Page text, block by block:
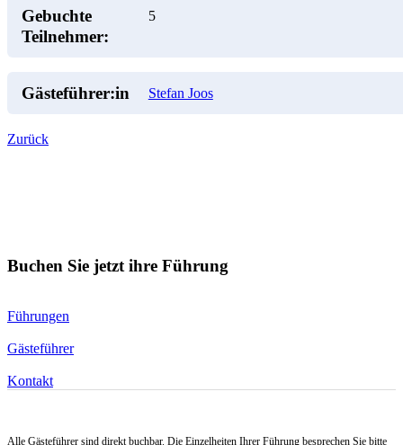
Gebuchte
Teilnehmer:
5
Gästeführer:in Stefan Joos
Zurück
Buchen Sie jetzt ihre Führung
Führungen
Gästeführer
Kontakt
Alle Gästeführer sind direkt buchbar. Die Einzelheiten Ihrer Führung besprechen Sie bitte